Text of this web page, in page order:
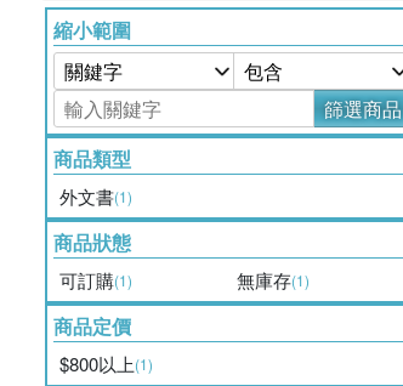
縮小範圍
篩選商品
商品類型
外文書(1)
商品狀態
可訂購(1) 無庫存(1)
商品定價
$800以上(1)